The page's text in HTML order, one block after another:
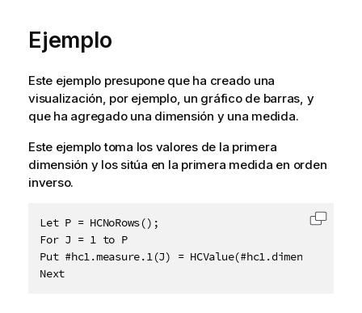
Ejemplo
Este ejemplo presupone que ha creado una
visualización, por ejemplo, un gráfico de barras, y
que ha agregado una dimensión y una medida.
Este ejemplo toma los valores de la primera
dimensión y los sitúa en la primera medida en orden
inverso.
Let P = HCNoRows();
For J = 1 to P
Put #hc1.measure.1(J) =
Next
Copiar